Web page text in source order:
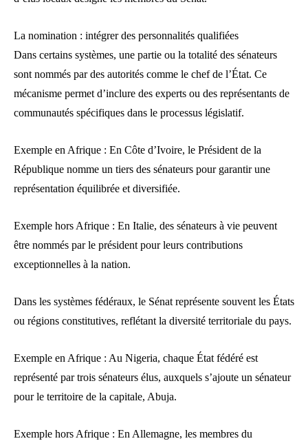
La nomination : intégrer des personnalités qualifiées
Dans certains systèmes, une partie ou la totalité des sénateurs
sont nommés par des autorités comme le chef de l’État. Ce
mécanisme permet d’inclure des experts ou des représentants de
communautés spécifiques dans le processus législatif.
Exemple en Afrique : En Côte d’Ivoire, le Président de la
République nomme un tiers des sénateurs pour garantir une
représentation équilibrée et diversifiée.
Exemple hors Afrique : En Italie, des sénateurs à vie peuvent
être nommés par le président pour leurs contributions
exceptionnelles à la nation.
Dans les systèmes fédéraux, le Sénat représente souvent les États
ou régions constitutives, reflétant la diversité territoriale du pays.
Exemple en Afrique : Au Nigeria, chaque État fédéré est
représenté par trois sénateurs élus, auxquels s’ajoute un sénateur
pour le territoire de la capitale, Abuja.
Exemple hors Afrique : En Allemagne, les membres du